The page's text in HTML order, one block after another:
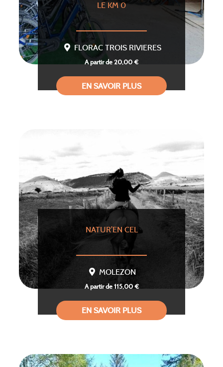
LE KM 0
FLORAC TROIS RIVIERES
A partir de 20,00 €
EN SAVOIR PLUS
NATUR’EN CEL
MOLEZON
A partir de 115,00 €
EN SAVOIR PLUS